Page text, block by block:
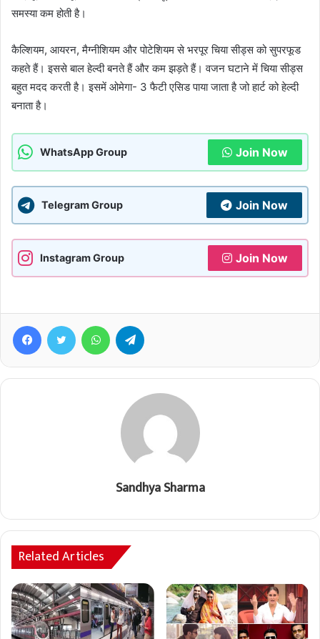
समस्या कम होती है।
कैल्शियम, आयरन, मैग्नीशियम और पोटेशियम से भरपूर चिया सीड्स को सुपरफूड
कहते हैं। इससे बाल हेल्दी बनते हैं और कम झड़ते हैं। वजन घटाने में चिया सीड्स
बहुत मदद करती है। इसमें ओमेगा- 3 फैटी एसिड पाया जाता है जो हार्ट को हेल्दी
बनाता है।
WhatsApp Group Join Now
Telegram Group Join Now
Instagram Group Join Now
FacebookTwitter WhatsApp
Sandhya Sharma
Related Articles